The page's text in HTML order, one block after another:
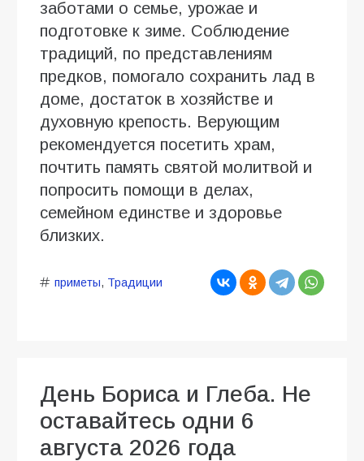
заботами о семье, урожае и
подготовке к зиме. Соблюдение
традиций, по представлениям
предков, помогало сохранить лад в
доме, достаток в хозяйстве и
духовную крепость. Верующим
рекомендуется посетить храм,
почтить память святой молитвой и
попросить помощи в делах,
семейном единстве и здоровье
близких.
приметы, Традиции
День Бориса и Глеба. Не
оставайтесь одни 6
августа 2026 года